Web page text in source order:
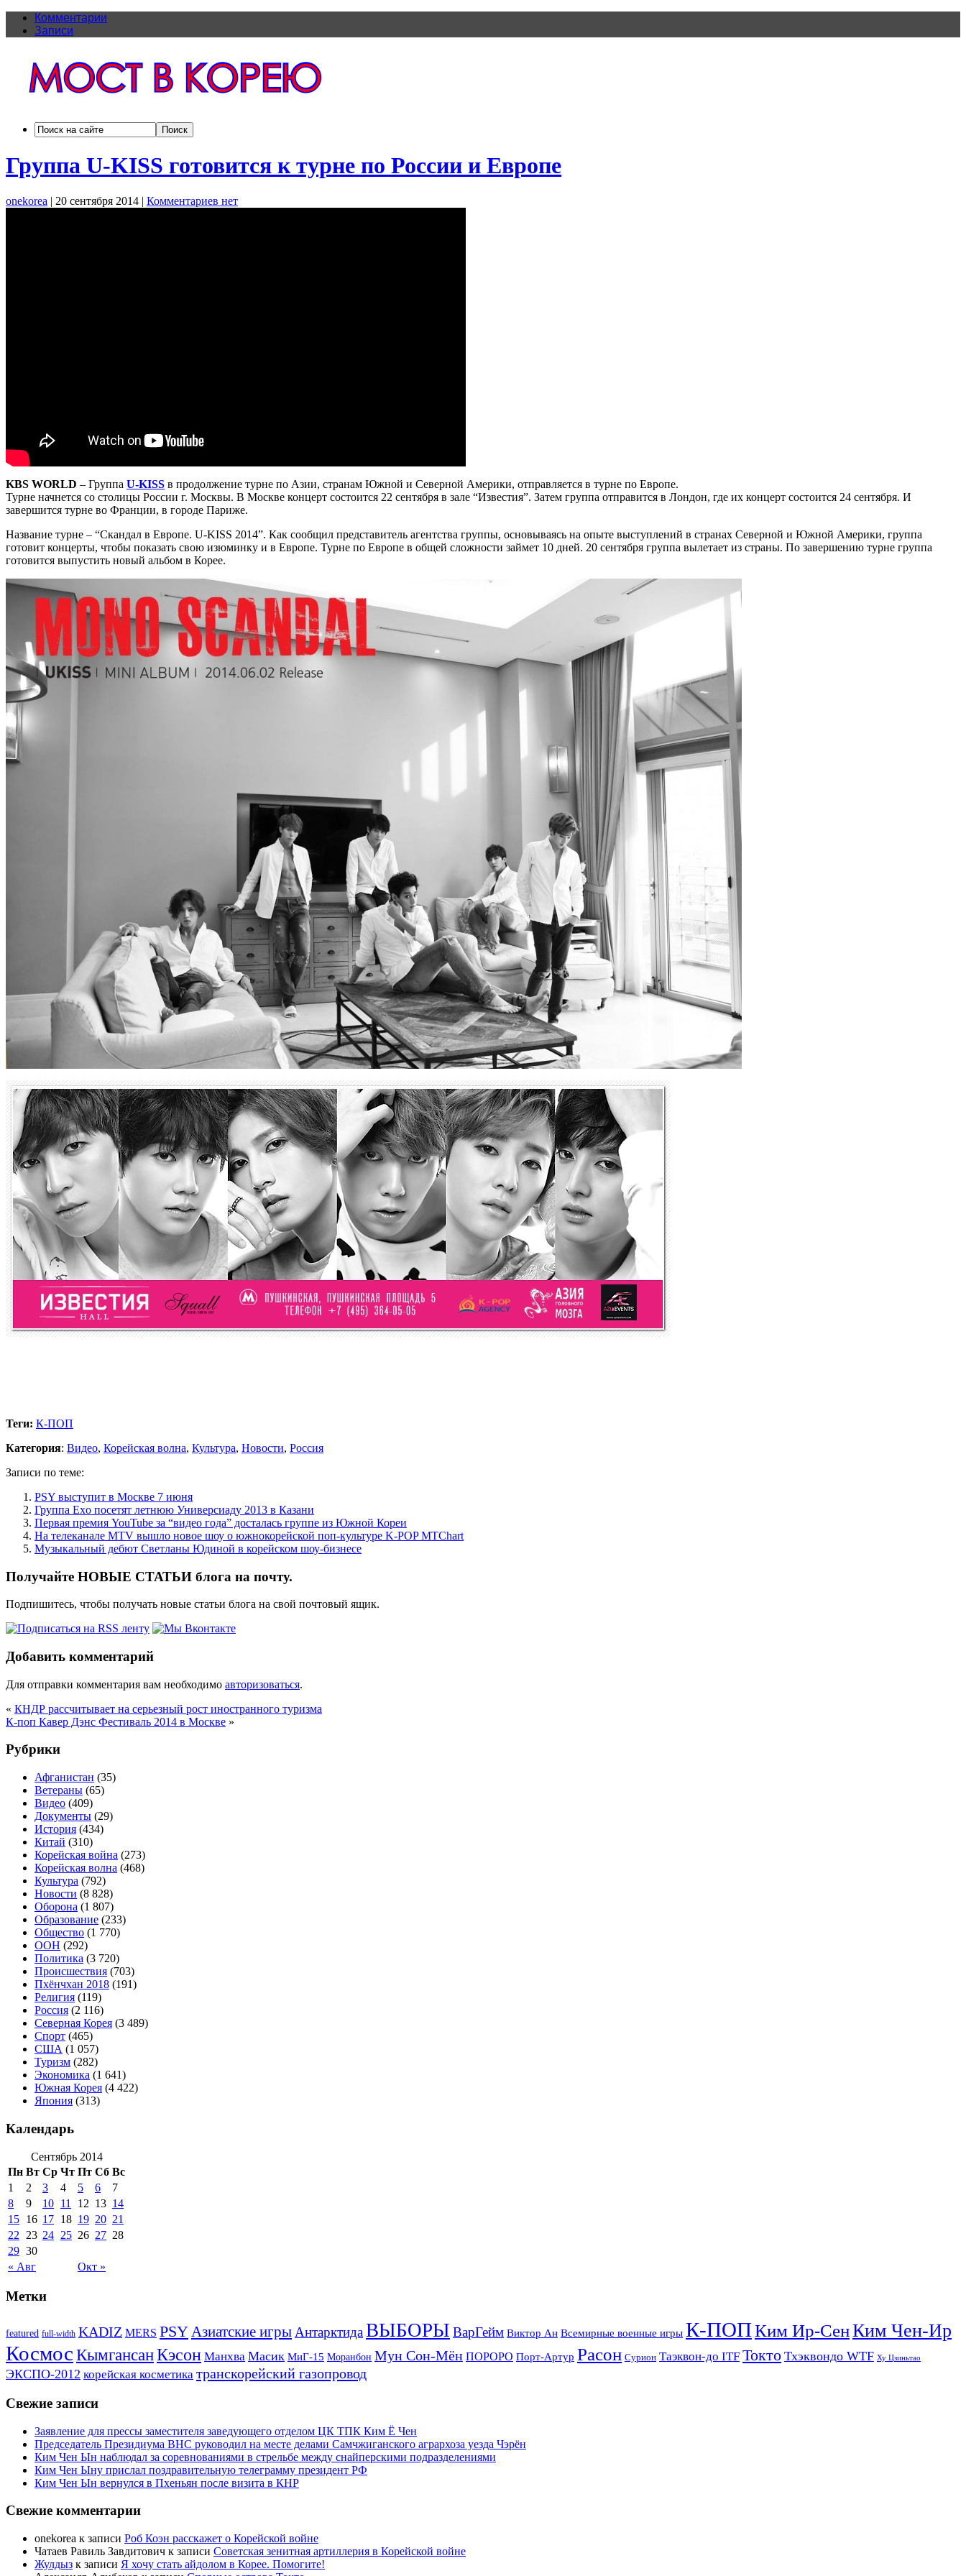
Комментарии
Записи
Группа U-KISS готовится к турне по России и Европе
onekorea | 20 сентября 2014 | Комментариев нет
KBS WORLD – Группа U-KISS в продолжение турне по Азии, странам Южной и Северной Америки, отправляется в турне по Европе.
Турне начнется со столицы России г. Москвы. В Москве концерт состоится 22 сентября в зале “Известия”. Затем группа отправится в Лондон, где их концерт состоится 24 сентября. И
завершится турне во Франции, в городе Париже.
Название турне – “Скандал в Европе. U-KISS 2014”. Как сообщил представитель агентства группы, основываясь на опыте выступлений в странах Северной и Южной Америки, группа
готовит концерты, чтобы показать свою изюминку и в Европе. Турне по Европе в общей сложности займет 10 дней. 20 сентября группа вылетает из страны. По завершению турне группа
готовится выпустить новый альбом в Корее.
Теги: К-ПОП
Категория: Видео, Корейская волна, Культура, Новости, Россия
Записи по теме:
PSY выступит в Москве 7 июня
Группа Exo посетят летнюю Универсиаду 2013 в Казани
Первая премия YouTube за “видео года” досталась группе из Южной Кореи
На телеканале MTV вышло новое шоу о южнокорейской поп-культуре K-POP MTChart
Музыкальный дебют Светланы Юдиной в корейском шоу-бизнесе
Получайте НОВЫЕ СТАТЬИ блога на почту.
Подпишитесь, чтобы получать новые статьи блога на свой почтовый ящик.
Добавить комментарий
Для отправки комментария вам необходимо авторизоваться.
« КНДР рассчитывает на серьезный рост иностранного туризма
К-поп Кавер Дэнс Фестиваль 2014 в Москве »
Рубрики
Афганистан (35)
Ветераны (65)
Видео (409)
Документы (29)
История (434)
Китай (310)
Корейская война (273)
Корейская волна (468)
Культура (792)
Новости (8 828)
Оборона (1 807)
Образование (233)
Общество (1 770)
ООН (292)
Политика (3 720)
Происшествия (703)
Пхёнчхан 2018 (191)
Религия (119)
Россия (2 116)
Северная Корея (3 489)
Спорт (465)
США (1 057)
Туризм (282)
Экономика (1 641)
Южная Корея (4 422)
Япония (313)
Календарь
Сентябрь 2014
Пн Вт Ср Чт Пт Сб Вс
« Авг Окт »
1 2 3 4 5 6
7
8
9 10 11 12 13 14
15 16 17 18 19 20 21
22
23 24 25 26 27 28
29 30
Метки
featured full-width KADIZ MERS PSYАзиатские игры АнтарктидаВЫБОРЫ ВарГейм Виктор Ан Всемирные военные игры К-ПОПКим Ир-СенКим Чен-Ир
Космос КымгансанКэсон Манхва Масик МиГ-15 Моранбон Мун Сон-Мён ПОРОРО Порт-Артур Расон Сурион Таэквон-до ITF Токто Тхэквондо WTF Ху Цзиньтао
ЭКСПО-2012 корейская косметика транскорейский газопровод
Свежие записи
Заявление для прессы заместителя заведующего отделом ЦК ТПК Ким Ё Чен
Председатель Президиума ВНС руководил на месте делами Самчжиганского агрархоза уезда Чэрён
Ким Чен Ын наблюдал за соревнованиями в стрельбе между снайперскими подразделениями
Ким Чен Ыну прислал поздравительную телеграмму президент РФ
Ким Чен Ын вернулся в Пхеньян после визита в КНР
Свежие комментарии
onekorea к записи Роб Коэн расскажет о Корейской войне
Чатаев Равиль Завдитович к записи Советская зенитная артиллерия в Корейской войне
Жулдыз к записи Я хочу стать айдолом в Корее. Помогите!